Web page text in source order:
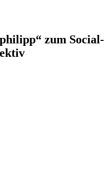
zum Social-